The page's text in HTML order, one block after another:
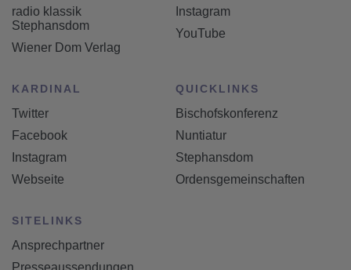
radio klassik
Stephansdom
Wiener Dom Verlag
Instagram
YouTube
KARDINAL
Twitter
Facebook
Instagram
Webseite
QUICKLINKS
Bischofskonferenz
Nuntiatur
Stephansdom
Ordensgemeinschaften
SITELINKS
Ansprechpartner
Presseaussendungen